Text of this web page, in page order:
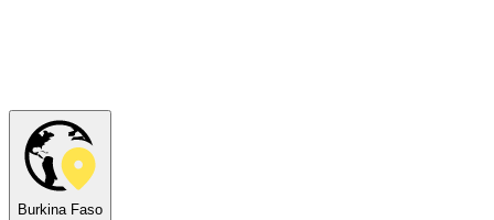
Burkina Faso